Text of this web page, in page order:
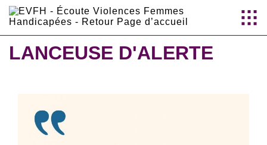
principal
LANCEUSE D'ALERTE